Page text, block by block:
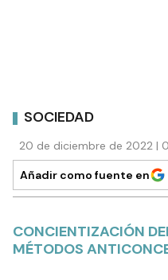
SOCIEDAD
20 de diciembre de 2022 |
Añadir como fuente en
CONCIENTIZACIÓN
MÉTODOS